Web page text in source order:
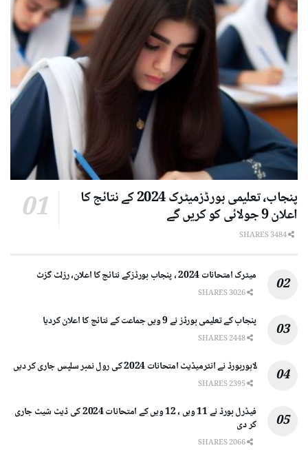
پنجاب، تعلیمی بورڈزمیٹرک 2024 کے نتائج کا
اعلان 9 جولائی کو کریں گے
میٹرک امتحانات 2024 ، پنجاب بورڈزکے نتائج کا اعلان، رزلٹ گزٹ
پنجاب کے تعلیمی بورڈز نے 9 ویں جماعت کے نتائج کا اعلان کردیا
لاہوربورڈ نے انٹرمیڈیٹ امتحانات 2024 کی رول نمبر سلپس جاری کر دیں
فیڈرل بورڈ نے 11 ویں ، 12 ویں کے امتحانات 2024 کی ڈیٹ شیٹ جاری
کر دی